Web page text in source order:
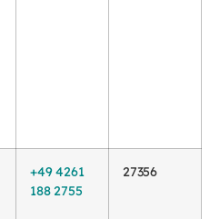
+49 4261
188 2755
27356